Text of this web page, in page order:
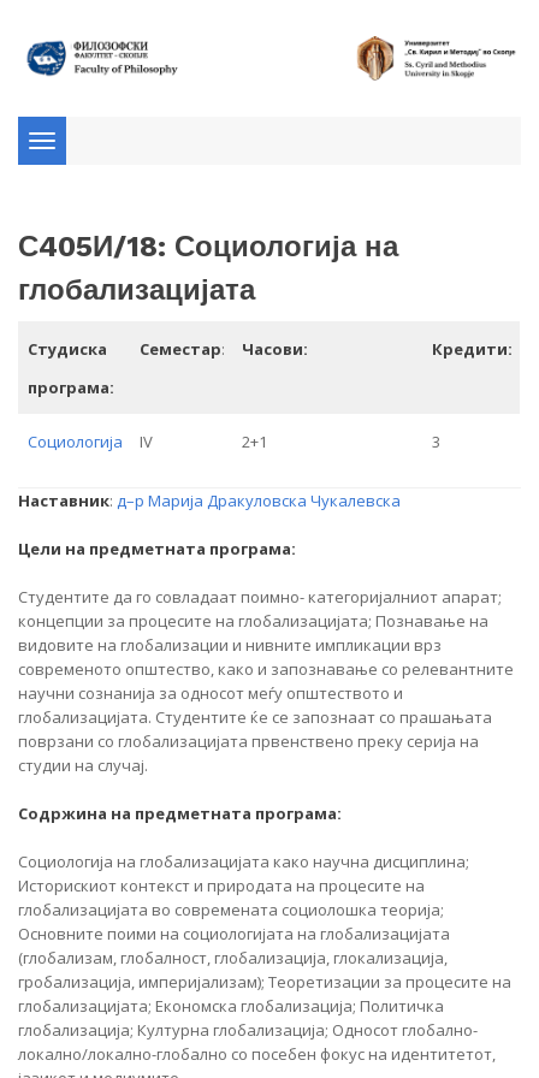
Toggle
navigation
С405И/18: Социологија на
глобализацијата
Студиска
програма:
Семестар: Часови: Кредити:
Социологија IV 2+1 3
Наставник: д–р Марија Дракуловска Чукалевска
Цели на предметната програма:
Студентите да го совладаат поимно- категоријалниот апарат;
концепции за процесите на глобализацијата; Познавање на
видовите на глобализации и нивните импликации врз
современото општество, како и запознавање со релевантните
научни сознанија за односот меѓу општеството и
глобализацијата. Студентите ќе се запознаат со прашањата
поврзани со глобализацијата првенствено преку серија на
студии на случај.
Содржина на предметната програма:
Социологија на глобализацијата како научна дисциплина;
Историскиот контекст и природата на процесите на
глобализацијата во современата социолошка теорија;
Основните поими на социологијата на глобализацијата
(глобализам, глобалност, глобализација, глокализација,
гробализација, империјализам); Теоретизации за процесите на
глобализацијата; Економска глобализација; Политичка
глобализација; Културна глобализација; Односот глобално-
локално/локално-глобално со посебен фокус на идентитетот,